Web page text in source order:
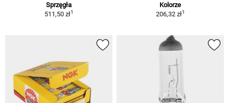
Sprzęgła
511,50 zł1
Kolorze
206,32 zł1